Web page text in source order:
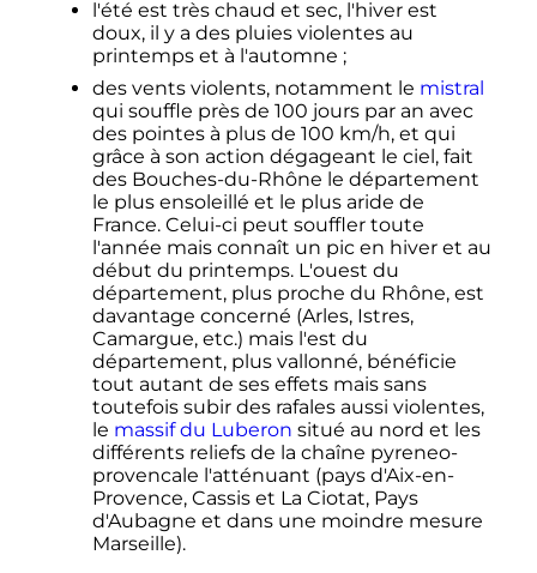
l'été est très chaud et sec, l'hiver est
doux, il y a des pluies violentes au
printemps et à l'automne ;
des vents violents, notamment le mistral
qui souffle près de 100 jourspar an avec
des pointes à plus de 100 km/h, et qui
grâce à son action dégageant le ciel, fait
des Bouches-du-Rhône le département
le plus ensoleillé et le plus aride de
France. Celui-ci peut souffler toute
l'année mais connaît un pic en hiver et au
début du printemps. L'ouest du
département, plus proche du Rhône, est
davantage concerné (Arles, Istres,
Camargue, etc.) mais l'est du
département, plus vallonné, bénéficie
tout autant de ses effets mais sans
toutefois subir des rafales aussi violentes,
le massif du Luberon situé au nord et les
différents reliefs de la chaîne pyreneo-
provencale l'atténuant (pays d'Aix-en-
Provence, Cassis et La Ciotat, Pays
d'Aubagne et dans une moindre mesure
Marseille).